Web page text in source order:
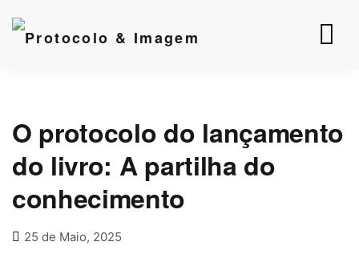
O protocolo do lançamento
do livro: A partilha do
conhecimento
25 de Maio, 2025